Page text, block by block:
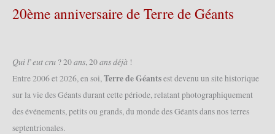
Géants
du
Englos-
les-
2014
(28/06/2014)
20ème anniversaire de Terre de Géants
𝑄𝑢𝑖 𝑙’𝑒𝑢𝑡 𝑐𝑟𝑢 ? 20 𝑎𝑛𝑠, 20 𝑎𝑛𝑠 𝑑𝑒́𝑗𝑎̀ !
Entre 2006 et 2026, en soi, Terre de Géantsest devenu un site historique
sur la vie des Géants durant cette période, relatant photographiquement
des événements, petits ou grands, du monde des Géants dans nos terres
septentrionales.